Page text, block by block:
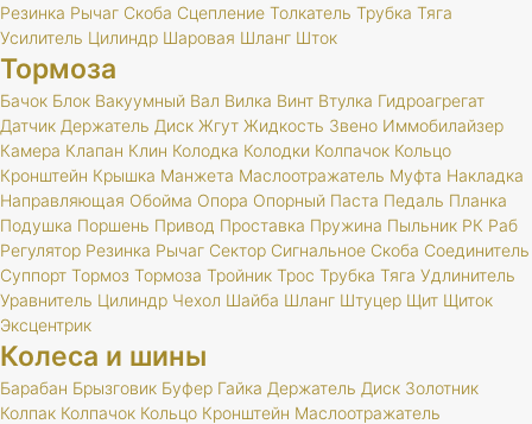
Резинка Рычаг Скоба Сцепление Толкатель Трубка Тяга
Усилитель Цилиндр Шаровая Шланг Шток
Тормоза
Бачок Блок Вакуумный Вал Вилка Винт Втулка Гидроагрегат
Датчик Держатель Диск Жгут Жидкость Звено Иммобилайзер
Камера Клапан Клин Колодка Колодки Колпачок Кольцо
Кронштейн Крышка Манжета Маслоотражатель Муфта Накладка
Направляющая Обойма Опора Опорный Паста Педаль Планка
Подушка Поршень Привод Проставка Пружина Пыльник РК Раб
Регулятор Резинка Рычаг Сектор Сигнальное Скоба Соединитель
Суппорт Тормоз Тормоза Тройник Трос Трубка Тяга Удлинитель
Уравнитель Цилиндр Чехол Шайба Шланг Штуцер Щит Щиток
Эксцентрик
Колеса и шины
Барабан Брызговик Буфер Гайка Держатель Диск Золотник
Колпак Колпачок Кольцо Кронштейн Маслоотражатель